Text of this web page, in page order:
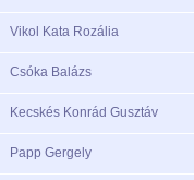
Vikol Kata Rozália
Csóka Balázs
Kecskés Konrád Gusztáv
Papp Gergely